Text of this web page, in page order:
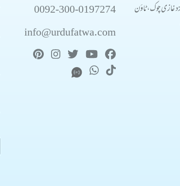
غازی چوک، ٹاؤن
0092-300-0197274
info@urdufatwa.com